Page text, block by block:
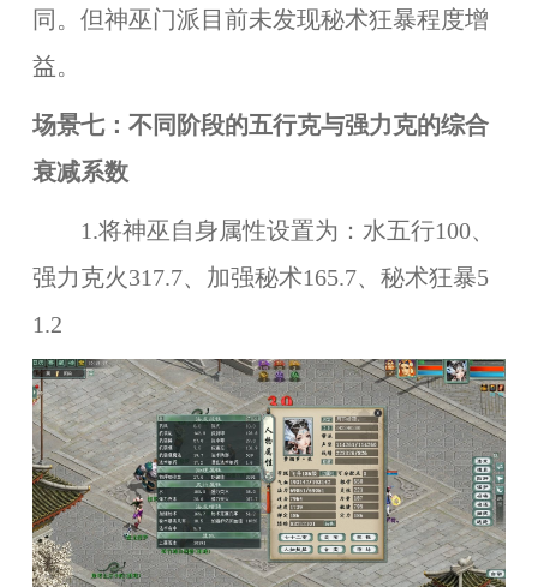
同。但神巫门派目前未发现秘术狂暴程度增
益。
场景七：不同阶段的五行克与强力克的综合
衰减系数
1.将神巫自身属性设置为：水五行100、
强力克火317.7、加强秘术165.7、秘术狂暴5
1.2